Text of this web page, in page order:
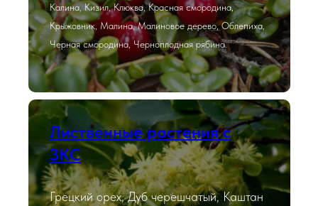
Калина, Кизил, Клюква, Красная смородина,
Крыжовник, Малина, Малиновое дерево, Облепиха,
Черная смородина, Черноплодная рябина.
Лиственные растения с
ЗКС
Грецкий орех, Дуб черешчатый, Каштан